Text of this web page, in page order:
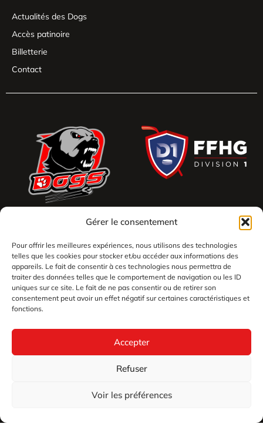
Gérer le consentement
Pour offrir les meilleures expériences, nous utilisons des technologies
telles que les cookies pour stocker et/ou accéder aux informations des
appareils. Le fait de consentir à ces technologies nous permettra de
traiter des données telles que le comportement de navigation ou les ID
uniques sur ce site. Le fait de ne pas consentir ou de retirer son
consentement peut avoir un effet négatif sur certaines caractéristiques et
fonctions.
Accepter
Refuser
Voir les préférences
Actualités des Dogs
Accès patinoire
Billetterie
Contact